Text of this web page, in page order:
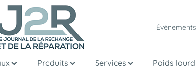
Événements
Produits Services Poids lourd